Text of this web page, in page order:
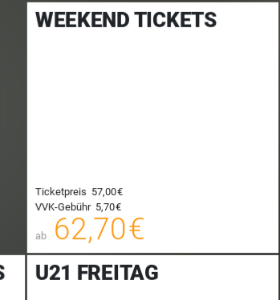
WEEKEND TICKETS
Ticketpreis 57,00 €
VVK-Gebühr 5,70 €
ab 62,70 €
00
U21 FREITAG